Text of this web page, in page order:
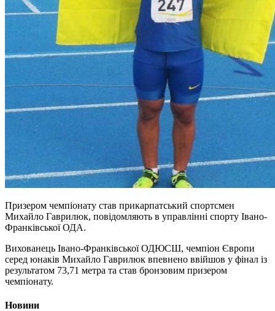
Призером чемпіонату став прикарпатський спортсмен
Михайло Гаврилюк, повідомляють в управлінні спорту Івано-
Франківської ОДА.
Вихованець Івано-Франківської ОДЮСШ, чемпіон Європи
серед юнаків Михайло Гаврилюк впевнено ввійшов у фінал із
результатом 73,71 метра та став бронзовим призером
чемпіонату.
Новини